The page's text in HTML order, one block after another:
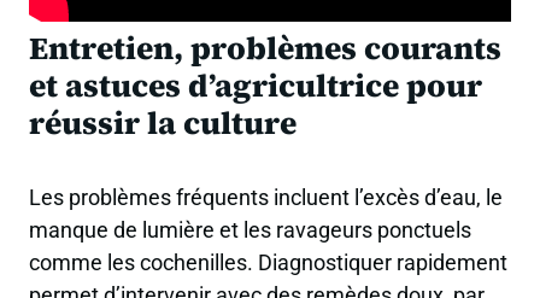
Entretien, problèmes courants
et astuces d’agricultrice pour
réussir la culture
Les problèmes fréquents incluent l’excès d’eau, le
manque de lumière et les ravageurs ponctuels
comme les cochenilles. Diagnostiquer rapidement